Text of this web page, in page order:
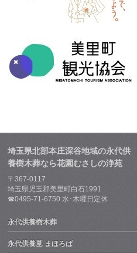
埼玉県北部本庄深谷地域の永代供
養樹木葬なら花園むさしの浄苑
〒367-0117
埼玉県児玉郡美里町白石1991
☎0495-71-6750 水･木曜日定休
永代供養樹木葬
永代供養墓 まほろば